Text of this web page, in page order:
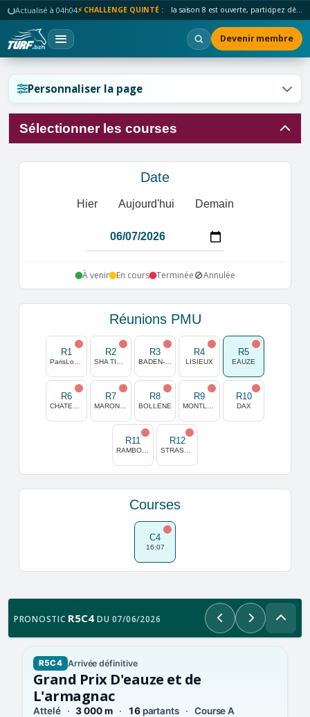
Actualisé à 04h04⚡ CHALLENGE QUINTÉ : la saison 8 est ouverte, participez dès maintenant !
Devenir membre
Personnaliser la page
Sélectionner les courses
Date
Hier Aujourd'hui Demain
À venir En cours Terminée🚫Annulée
Réunions PMU
R1 R2 R3 R4
LISIEUX
R5
EAUZE
R6 R7 R8
BOLLENE
R9 R10
DAX
R11 R12
Courses
C4
16:07
PRONOSTIC R5C4 DU 07/06/2026 PrécédentSuivant
R5C4 Arrivée définitive
Grand Prix D'eauze et de
L'armagnac
Attelé 3 000 m 16partants Course A
Réinitialiser l'affichage ?
Réinitialiser